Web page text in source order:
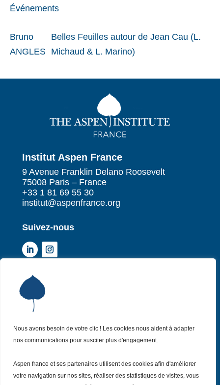
Nous avons besoin de votre clic ! Les cookies nous aident à adapter
nos communications pour susciter plus d'engagement.
Aspen france et ses partenaires utilisent des cookies afin d'améliorer
votre navigation sur nos sites, réaliser des statistiques de visites, vous
Événements
Bruno
ANGLES
Belles Feuilles autour de Jean Cau (L.
Michaud & L. Marino)
Institut Aspen France
9 Avenue Franklin Delano Roosevelt
75008 Paris – France
+33 1 81 69 55 30
institut@aspenfrance.org
Suivez-nous
P Institut Aspen France
P Qui sommes-nous ?
Nos missions
P Nos actualités
P Nos évènements